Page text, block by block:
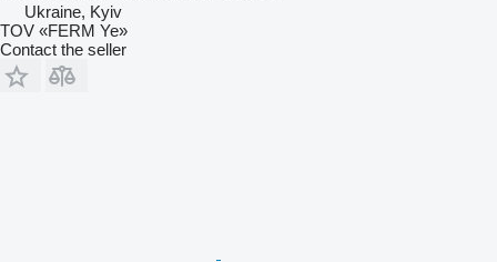
Ukraine, Kyiv
TOV «FERM Ye»
Contact the seller